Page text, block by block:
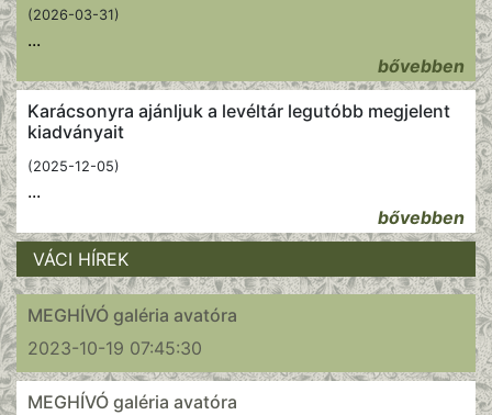
(2026-03-31)
...
bővebben
Karácsonyra ajánljuk a levéltár legutóbb megjelent
kiadványait
(2025-12-05)
...
bővebben
VÁCI HÍREK
MEGHÍVÓ galéria avatóra
2023-10-19 07:45:30
MEGHÍVÓ galéria avatóra